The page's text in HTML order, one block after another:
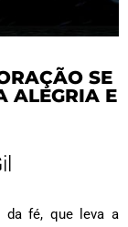
SE
ALEGRIA E
da fé, que leva a